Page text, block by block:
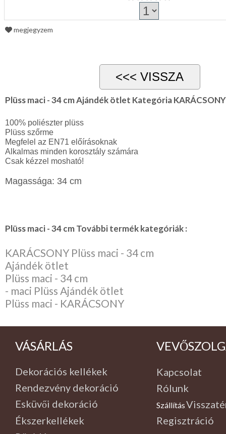
megjegyzem
Plüss maci - 34 cm Ajándék ötlet Kategória KARÁCSONY
100% poliészter plüss
Plüss szőrme
Megfelel az EN71 előírásoknak
Alkalmas minden korosztály számára
Magassága: 34 cm
Plüss maci - 34 cm További termék kategóriák :
KARÁCSONY Plüss maci - 34 cm
Ajándék ötlet
Plüss maci - 34 cm
- maci Plüss Ajándék ötlet
Plüss maci - KARÁCSONY
VÁSÁRLÁS
Dekorációs kellékek
Rendezvény dekoráció
Esküvői dekoráció
Ékszerkellékek
Kapcsolat
Rólunk
Szállítás
Regisztráció